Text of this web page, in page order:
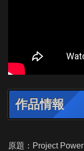
作品情報
原題：Project Power